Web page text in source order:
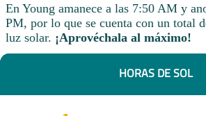
En Young amanece a las 7:50 AM y
PM, por lo que se cuenta con un total
luz solar. ¡Aprovéchala al máximo!
HORAS DE SOL